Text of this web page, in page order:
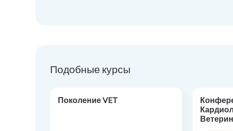
Подобные курсы
Поколение VET